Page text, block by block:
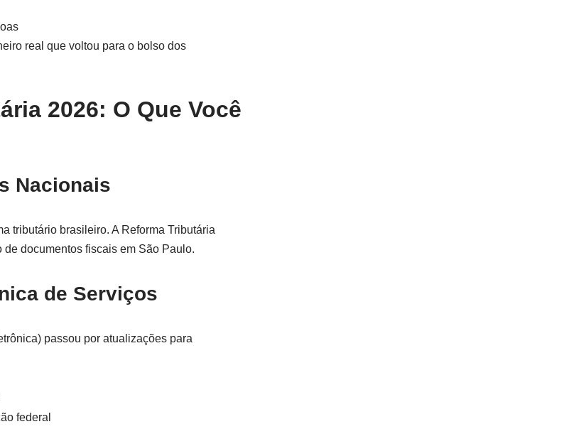
real que voltou para o bolso dos
2026: O Que Você
Nacionais
tributário brasileiro. A Reforma Tributária
documentos fiscais em São Paulo.
de Serviços
passou por atualizações para
federal